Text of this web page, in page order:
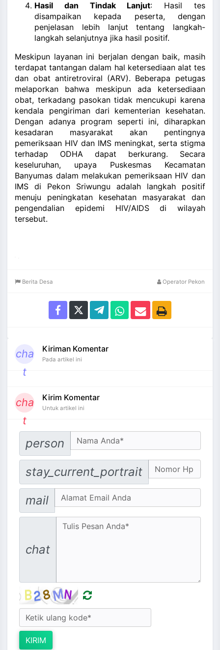
Hasil dan Tindak Lanjut: Hasil tes
disampaikan kepada peserta, dengan
penjelasan lebih lanjut tentang langkah-
langkah selanjutnya jika hasil positif.
Meskipun layanan ini berjalan dengan baik, masih
terdapat tantangan dalam hal ketersediaan alat tes
dan obat antiretroviral (ARV). Beberapa petugas
melaporkan bahwa meskipun ada ketersediaan
obat, terkadang pasokan tidak mencukupi karena
kendala pengiriman dari kementerian kesehatan.
Dengan adanya program seperti ini, diharapkan
kesadaran masyarakat akan pentingnya
pemeriksaan HIV dan IMS meningkat, serta stigma
terhadap ODHA dapat berkurang. Secara
keseluruhan, upaya Puskesmas Kecamatan
Banyumas dalam melakukan pemeriksaan HIV dan
IMS di Pekon Sriwungu adalah langkah positif
menuju peningkatan kesehatan masyarakat dan
pengendalian epidemi HIV/AIDS di wilayah
tersebut.
Berita Desa Operator Pekon
cha
t
Kiriman Komentar
Pada artikel ini
cha
t
Kirim Komentar
Untuk artikel ini
person
stay_current_portrait
Email address
mail
chat
KIRIM